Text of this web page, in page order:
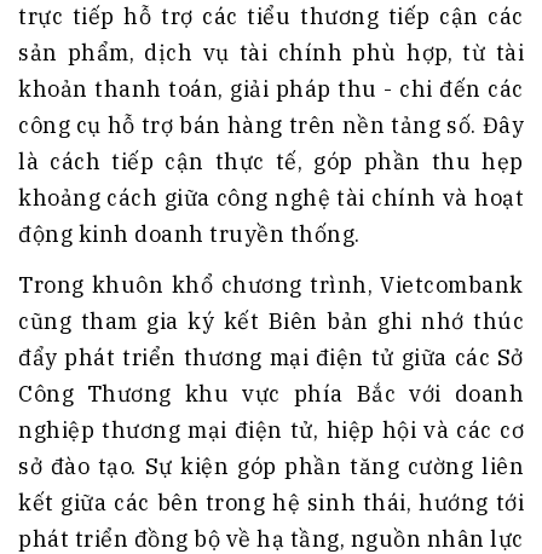
trực tiếp hỗ trợ các tiểu thương tiếp cận các
sản phẩm, dịch vụ tài chính phù hợp, từ tài
khoản thanh toán, giải pháp thu - chi đến các
công cụ hỗ trợ bán hàng trên nền tảng số. Đây
là cách tiếp cận thực tế, góp phần thu hẹp
khoảng cách giữa công nghệ tài chính và hoạt
động kinh doanh truyền thống.
Trong khuôn khổ chương trình, Vietcombank
cũng tham gia ký kết Biên bản ghi nhớ thúc
đẩy phát triển thương mại điện tử giữa các Sở
Công Thương khu vực phía Bắc với doanh
nghiệp thương mại điện tử, hiệp hội và các cơ
sở đào tạo. Sự kiện góp phần tăng cường liên
kết giữa các bên trong hệ sinh thái, hướng tới
phát triển đồng bộ về hạ tầng, nguồn nhân lực